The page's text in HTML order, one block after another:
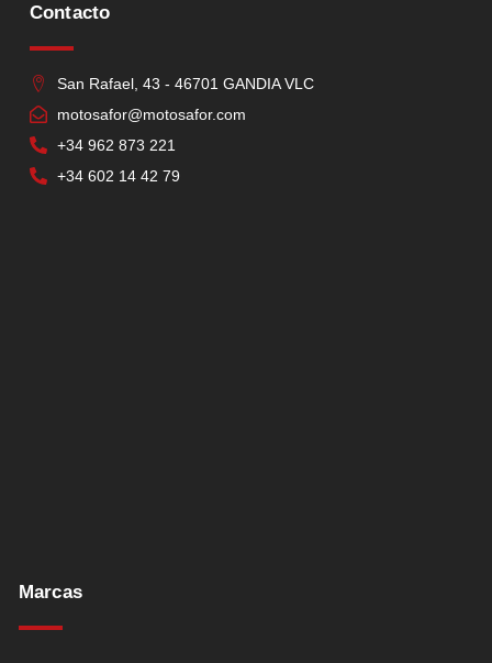
Contacto
San Rafael, 43 - 46701 GANDIA VLC
motosafor@motosafor.com
+34 962 873 221
+34 602 14 42 79
Marcas